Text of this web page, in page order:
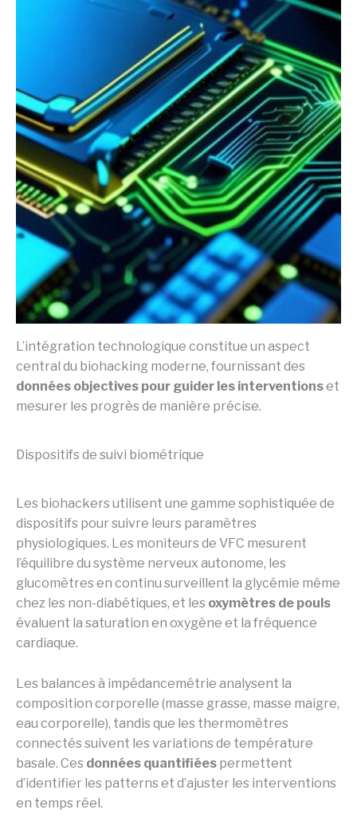
L’intégration technologique constitue un aspect
central du biohacking moderne, fournissant des
données objectives pour guider les interventionset
mesurer les progrès de manière précise.
Dispositifs de suivi biométrique
Les biohackers utilisent une gamme sophistiquée de
dispositifs pour suivre leurs paramètres
physiologiques. Les moniteurs de VFC mesurent
l’équilibre du système nerveux autonome, les
glucomètres en continu surveillent la glycémie même
chez les non-diabétiques, et les oxymètres de pouls
évaluent la saturation en oxygène et la fréquence
cardiaque.
Les balances à impédancemétrie analysent la
composition corporelle (masse grasse, masse maigre,
eau corporelle), tandis que les thermomètres
connectés suivent les variations de température
basale. Ces données quantifiées permettent
d’identifier les patterns et d’ajuster les interventions
en temps réel.